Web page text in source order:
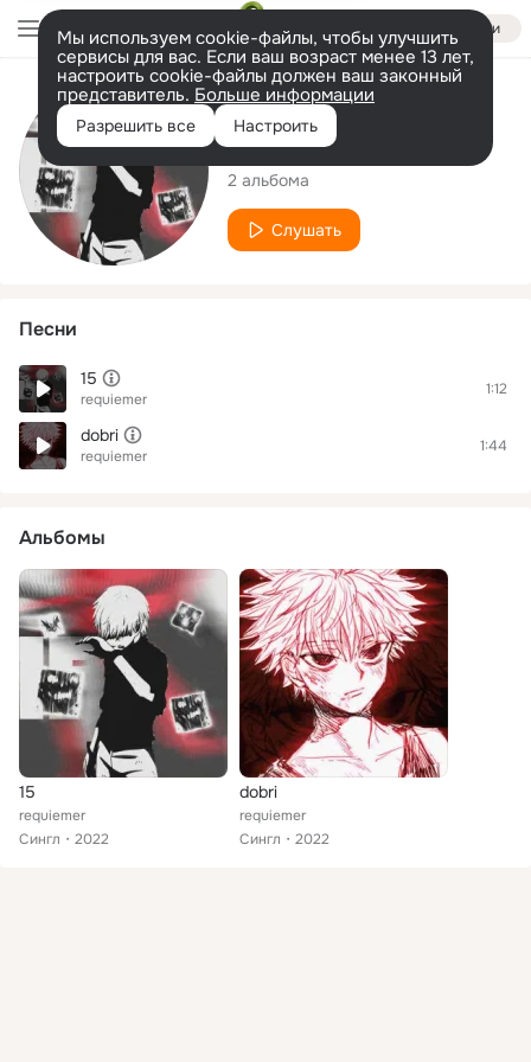
Войти
Мы используем cookie-файлы, чтобы улучшить
сервисы для вас. Если ваш возраст менее 13 лет,
настроить cookie-файлы должен ваш законный
представитель. Больше информации
Разрешить все Настроить
Исполнитель
requiemer
2 альбома
Слушать
Песни
15
requiemer
1:12
dobri
requiemer
1:44
Альбомы
15
requiemer
Сингл
2022
dobri
requiemer
Сингл
2022